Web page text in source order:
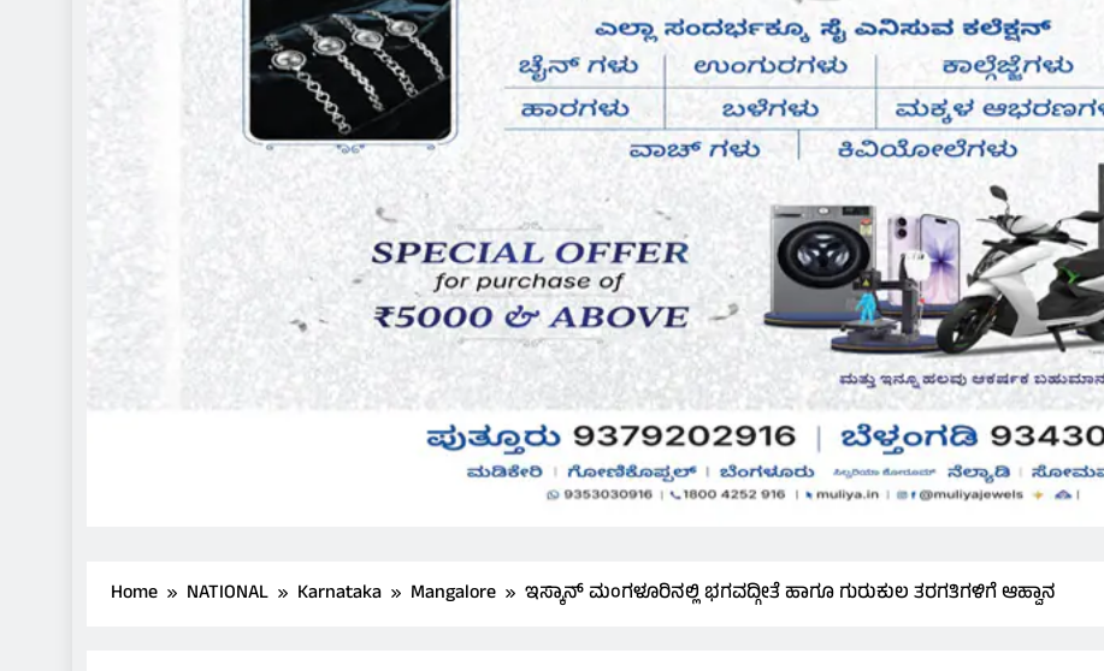
Home NATIONAL Karnataka Mangalore ಇಸ್ಕಾನ್ ಮಂಗಳೂರಿನಲ್ಲಿ ಭಗವದ್ಗೀತೆ ಹಾಗೂ ಗುರುಕುಲ ತರಗತಿಗಳಿಗೆ ಆಹ್ವಾನ